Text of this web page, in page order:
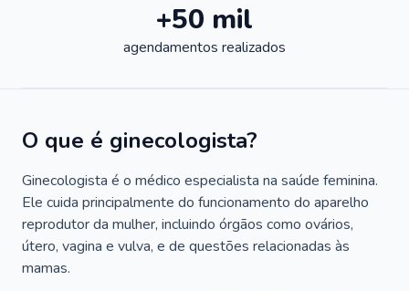
+50 mil
agendamentos realizados
O que é ginecologista?
Ginecologista é o médico especialista na saúde feminina.
Ele cuida principalmente do funcionamento do aparelho
reprodutor da mulher, incluindo órgãos como ovários,
útero, vagina e vulva, e de questões relacionadas às
mamas.